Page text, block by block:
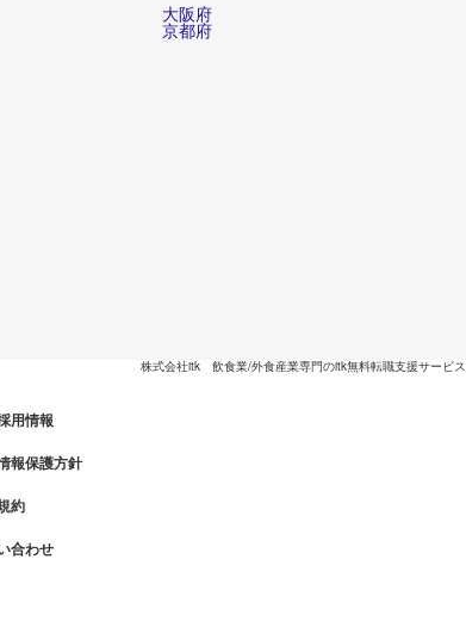
大阪府
京都府
用情報
報保護方針
約
合わせ
株式会社itk 飲食業/外食産業専門のitk無料転職支援サービス